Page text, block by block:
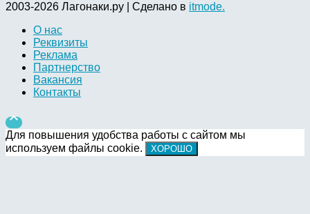
2003-2026 Лагонаки.ру | Сделано в itmode.
О нас
Реквизиты
Реклама
Партнерство
Вакансия
Контакты

Для повышения удобства работы с сайтом мы
используем файлы cookie.
ХОРОШО